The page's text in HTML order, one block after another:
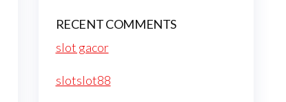
RECENT COMMENTS
slot gacor
slotslot88